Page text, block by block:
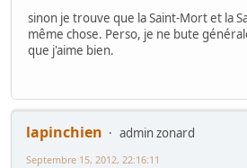
sinon je trouve que la Saint-Mort et la
même chose. Perso, je ne bute
que j'aime bien.
lapinchien
admin zonard
Septembre 15, 2012, 22:16:11